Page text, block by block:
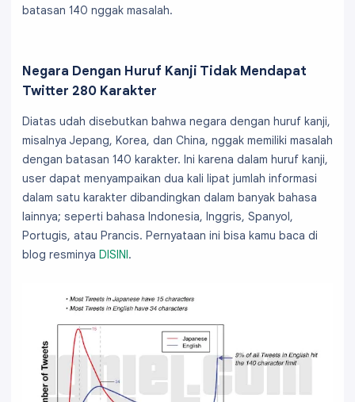
batasan 140 nggak masalah.
Negara Dengan Huruf Kanji Tidak Mendapat
Twitter 280 Karakter
Diatas udah disebutkan bahwa negara dengan huruf kanji,
misalnya Jepang, Korea, dan China, nggak memiliki masalah
dengan batasan 140 karakter. Ini karena dalam huruf kanji,
user dapat menyampaikan dua kali lipat jumlah informasi
dalam satu karakter dibandingkan dalam banyak bahasa
lainnya; seperti bahasa Indonesia, Inggris, Spanyol,
Portugis, atau Prancis. Pernyataan ini bisa kamu baca di
blog resminya DISINI .